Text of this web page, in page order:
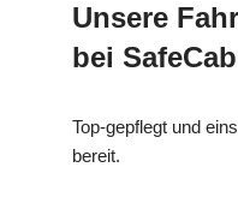
Unsere
bei
Top-gepflegt und
bereit.